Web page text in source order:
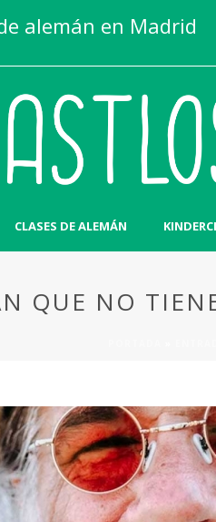
alemán en Madrid
CLASES DE ALEMÁN
QUE NO